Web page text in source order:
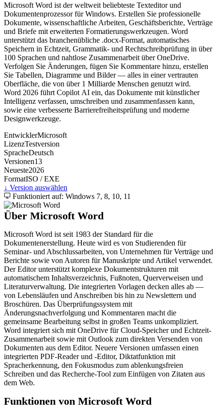
Microsoft Word ist der weltweit beliebteste Texteditor und
Dokumentenprozessor für Windows. Erstellen Sie professionelle
Dokumente, wissenschaftliche Arbeiten, Geschäftsberichte, Verträge
und Briefe mit erweiterten Formatierungswerkzeugen. Word
unterstützt das branchenübliche .docx-Format, automatisches
Speichern in Echtzeit, Grammatik- und Rechtschreibprüfung in über
100 Sprachen und nahtlose Zusammenarbeit über OneDrive.
Verfolgen Sie Änderungen, fügen Sie Kommentare hinzu, erstellen
Sie Tabellen, Diagramme und Bilder — alles in einer vertrauten
Oberfläche, die von über 1 Milliarde Menschen genutzt wird.
Word 2026 führt Copilot AI ein, das Dokumente mit künstlicher
Intelligenz verfassen, umschreiben und zusammenfassen kann,
sowie eine verbesserte Barrierefreiheitsprüfung und moderne
Designwerkzeuge.
EntwicklerMicrosoft
LizenzTestversion
SpracheDeutsch
Versionen13
Neueste2026
FormatISO / EXE
↓ Version auswählen
Funktioniert auf: Windows 7, 8, 10, 11
Über Microsoft Word
Microsoft Word ist seit 1983 der Standard für die
Dokumentenerstellung. Heute wird es von Studierenden für
Seminar- und Abschlussarbeiten, von Unternehmen für Verträge und
Berichte sowie von Autoren für Manuskripte und Artikel verwendet.
Der Editor unterstützt komplexe Dokumentstrukturen mit
automatischem Inhaltsverzeichnis, Fußnoten, Querverweisen und
Literaturverwaltung. Die integrierten Vorlagen decken alles ab —
von Lebensläufen und Anschreiben bis hin zu Newslettern und
Broschüren. Das Überprüfungssystem mit
Änderungsnachverfolgung und Kommentaren macht die
gemeinsame Bearbeitung selbst in großen Teams unkompliziert.
Word integriert sich mit OneDrive für Cloud-Speicher und Echtzeit-
Zusammenarbeit sowie mit Outlook zum direkten Versenden von
Dokumenten aus dem Editor. Neuere Versionen umfassen einen
integrierten PDF-Reader und -Editor, Diktatfunktion mit
Spracherkennung, den Fokusmodus zum ablenkungsfreien
Schreiben und das Recherche-Tool zum Einfügen von Zitaten aus
dem Web.
Funktionen von Microsoft Word